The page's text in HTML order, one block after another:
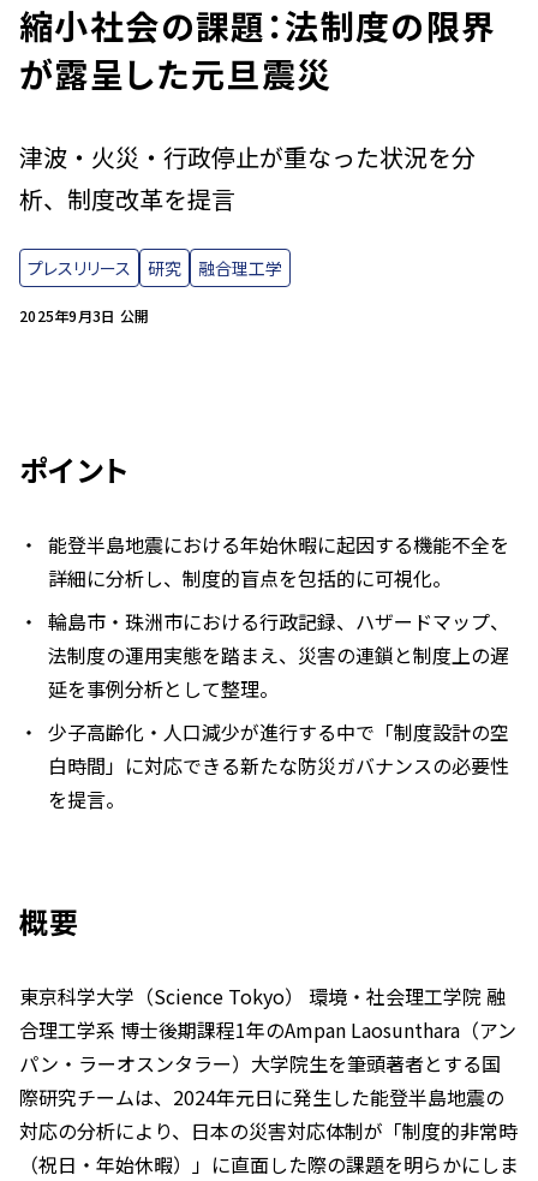
縮小社会の課題：法制度の限界
が露呈した元旦震災
2025年9月3日 公開
津波・火災・行政停止が重なった状況を分
析、制度改革を提言
プレスリリース 研究 融合理工学
ポイント
能登半島地震における年始休暇に起因する機能不全を
詳細に分析し、制度的盲点を包括的に可視化。
輪島市・珠洲市における行政記録、ハザードマップ、
法制度の運用実態を踏まえ、災害の連鎖と制度上の遅
延を事例分析として整理。
少子高齢化・人口減少が進行する中で「制度設計の空
白時間」に対応できる新たな防災ガバナンスの必要性
を提言。
概要
東京科学大学（Science Tokyo） 環境・社会理工学院 融
合理工学系 博士後期課程1年のAmpan Laosunthara（アン
パン・ラーオスンタラー）大学院生を筆頭著者とする国
際研究チームは、2024年元日に発生した能登半島地震の
対応の分析により、日本の災害対応体制が「制度的非常時
（祝日・年始休暇）」に直面した際の課題を明らかにしま